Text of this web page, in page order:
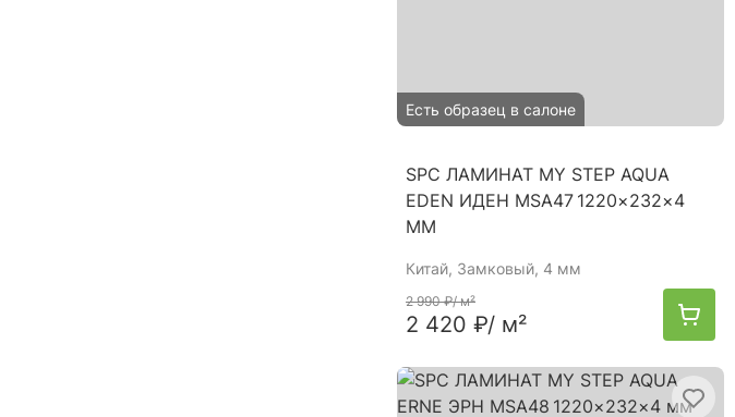
Есть образец в салоне
SPC ЛАМИНАТ MY STEP AQUA
EDEN ИДЕН MSA47 1220×232×4
ММ
Китай, Замковый, 4 мм
2 990 ₽/ м²
2 420 ₽/ м²